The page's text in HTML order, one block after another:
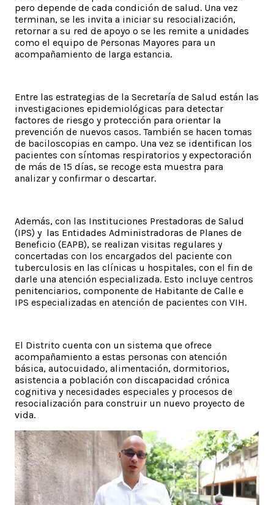
pero depende de cada condición de salud. Una vez
terminan, se les invita a iniciar su resocialización,
retornar a su red de apoyo o se les remite a unidades
como el equipo de Personas Mayores para un
acompañamiento de larga estancia.
Entre las estrategias de la Secretaría de Salud están las
investigaciones epidemiológicas para detectar
factores de riesgo y protección para orientar la
prevención de nuevos casos. También se hacen tomas
de baciloscopias en campo. Una vez se identifican los
pacientes con síntomas respiratorios y expectoración
de más de 15 días, se recoge esta muestra para
analizar y confirmar o descartar.
Además, con las Instituciones Prestadoras de Salud
(IPS) y las Entidades Administradoras de Planes de
Beneficio (EAPB), se realizan visitas regulares y
concertadas con los encargados del paciente con
tuberculosis en las clínicas u hospitales, con el fin de
darle una atención especializada. Esto incluye centros
penitenciarios, componente de Habitante de Calle e
IPS especializadas en atención de pacientes con VIH.
El Distrito cuenta con un sistema que ofrece
acompañamiento a estas personas con atención
básica, autocuidado, alimentación, dormitorios,
asistencia a población con discapacidad crónica
cognitiva y necesidades especiales y procesos de
resocialización para construir un nuevo proyecto de
vida.